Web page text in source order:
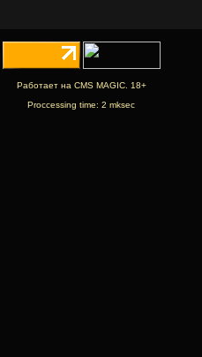
Работает на CMS MAGIC. 18+
Proccessing time: 2 mksec